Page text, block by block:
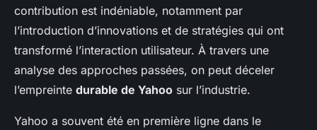
contribution est indéniable, notamment par
l’introduction d’innovations et de stratégies qui ont
transformé l’interaction utilisateur. À travers une
analyse des approches passées, on peut déceler
l’empreinte durable de Yahoo sur l’industrie.
Yahoo a souvent été en première ligne dans le